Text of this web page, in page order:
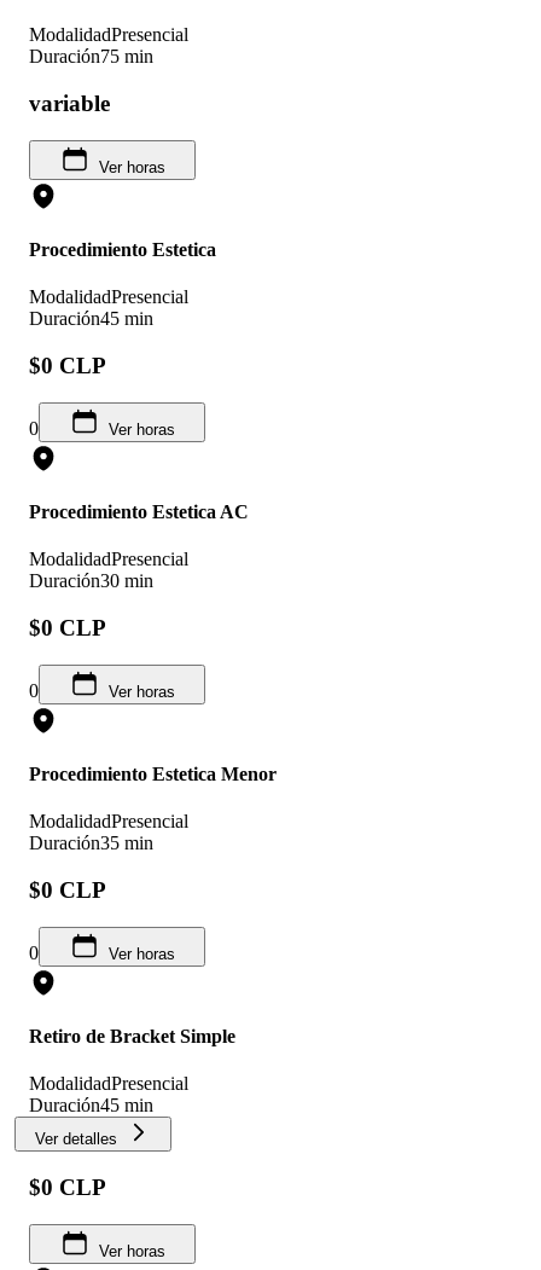
ModalidadPresencial
Duración75 min
variable
Ver horas
Procedimiento Estetica
ModalidadPresencial
Duración45 min
$0 CLP
0 Ver horas
Procedimiento Estetica AC
ModalidadPresencial
Duración30 min
$0 CLP
0 Ver horas
Procedimiento Estetica Menor
ModalidadPresencial
Duración35 min
$0 CLP
0 Ver horas
Retiro de Bracket Simple
ModalidadPresencial
Duración45 min
Ver detalles
$0 CLP
Ver horas